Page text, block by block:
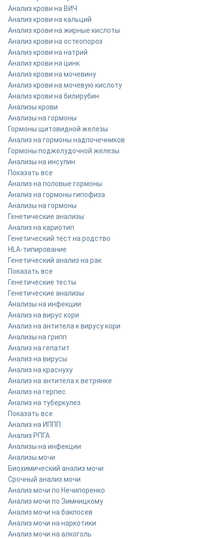
Анализ крови на ВИЧ
Анализ крови на кальций
Анализ крови на жирные кислоты
Анализ крови на остеопороз
Анализ крови на натрий
Анализ крови на цинк
Анализ крови на мочевину
Анализ крови на мочевую кислоту
Анализ крови на билирубин
Анализы крови
Анализы на гормоны
Гормоны щитовидной железы
Анализ на гормоны надпочечников
Гормоны поджелудочной железы
Анализы на инсулин
Показать все
Анализ на половые гормоны
Анализ на гормоны гипофиза
Анализы на гормоны
Генетические анализы
Анализ на кариотип
Генетический тест на родство
HLA-типирование
Генетический анализ на рак
Показать все
Генетические тесты
Генетические анализы
Анализы на инфекции
Анализ на вирус кори
Анализ на антитела к вирусу кори
Анализы на грипп
Анализ на гепатит
Анализ на вирусы
Анализ на краснуху
Анализ на антитела к ветрянке
Анализ на герпес
Анализ на туберкулез
Показать все
Анализ на ИППП
Анализ РПГА
Анализы на инфекции
Анализы мочи
Биохимический анализ мочи
Срочный анализ мочи
Анализ мочи по Нечипоренко
Анализ мочи по Зимницкому
Анализ мочи на бакпосев
Анализ мочи на наркотики
Анализ мочи на алкоголь